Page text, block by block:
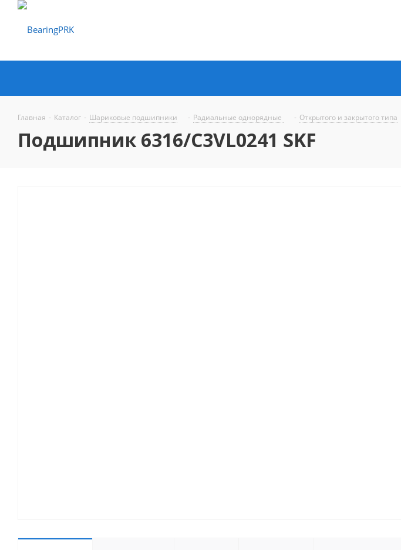
Главная - Каталог - Шариковые подшипники - Радиальные однорядные - Открытого и закрытого типа
Подшипник 6316/C3VL0241 SKF